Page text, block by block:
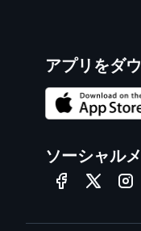
アプリをダ
ソーシャル